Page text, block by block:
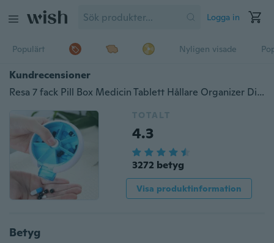
Logga in
Populärt Nyligen visade
Kundrecensioner
Resa 7 fack Pill Box Medicin Tablett Hållare Organizer Dispenser Case
TOTALT
4.3
3272 betyg
Visa produktinformation
Betyg